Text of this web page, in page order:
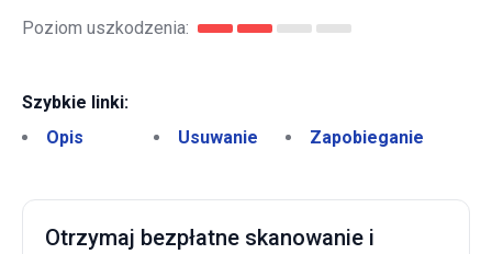
Poziom uszkodzenia:
Szybkie linki:
Opis
Usuwanie Zapobieganie
Otrzymaj bezpłatne skanowanie i